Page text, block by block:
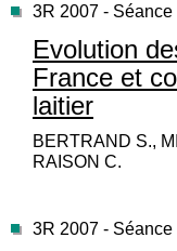
3R 2007 -
Evolution
France et
laitier
BERTRAND S.,
RAISON C.
3R 2007 -